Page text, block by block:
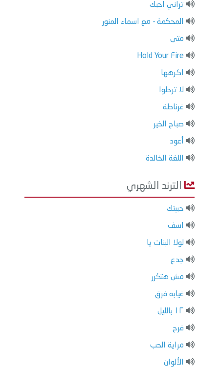
تراني احبك
المحكمة - مع اسماء المنور
متى
Hold Your Fire
اكرهها
لا ترحلوا
غرناطة
صباح الخير
أعود
اللغة الخالدة
الترند الشهري
حبيتك
اسف
لولا البنات يا
جدع
مش هتكرر
غيابه فرق
١٢ بالليل
فرح
مراية الحب
الألوان